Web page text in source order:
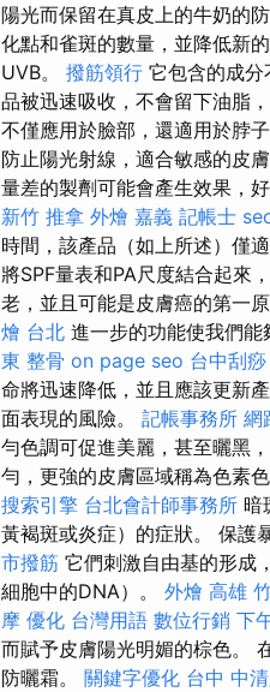
陽光而保留在真皮上的牛奶的
化點和雀斑的數量，並降低新
UVB。 撥筋領行 它包含的成分
品被迅速吸收，不會留下油脂
不僅應用於臉部，還適用於脖
防止陽光射線，適合敏感的皮
量差的製劑可能會產生效果，
新竹 推拿 外燴 嘉義 記帳士
時間，該產品（如上所述）僅
將SPF量表和PA尺度結合起來
老，並且可能是皮膚癌的第一
燴 台北 進一步的功能使我們能
東 整骨 on page seo 台中刮痧
命將迅速降低，並且應該更新
面表現的風險。 記帳事務所 網
勻色調可促進美麗，甚至曬黑
勻，更強的皮膚區域稱為色素色
搜索引擎 台北會計師事務所 暗
黃褐斑或炎症）的症狀。 保護
市撥筋 它們刺激自由基的形成
細胞中的DNA）。 外燴 高雄
摩 優化 台灣用語 數位行銷 下
而賦予皮膚陽光明媚的棕色。
防曬霜。 關鍵字優化 台中 中